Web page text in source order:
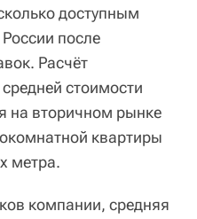
доступным
после
Расчёт
стоимости
на вторичном рынке
квартиры
метра.
компании, средняя